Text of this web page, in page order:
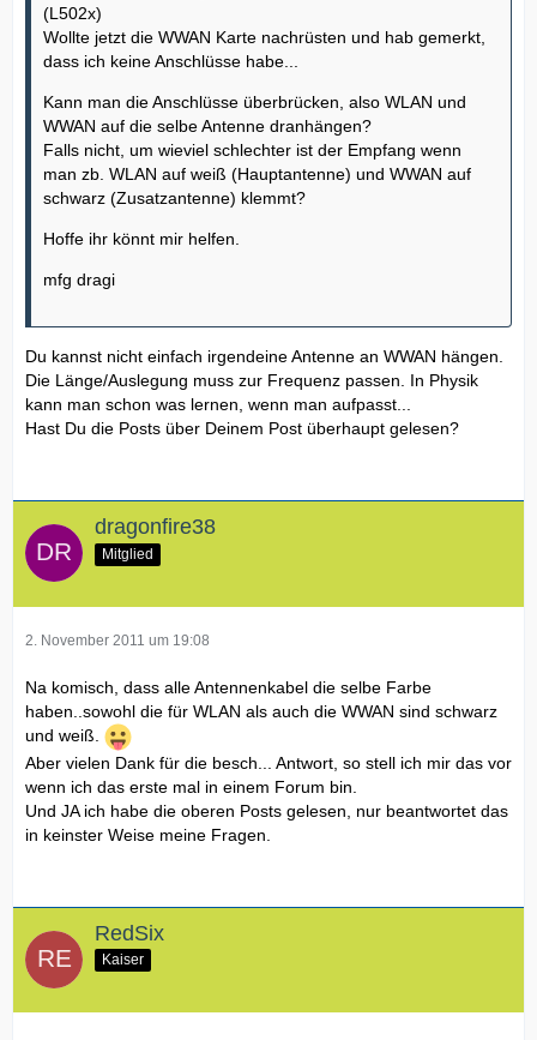
(L502x)
Wollte jetzt die WWAN Karte nachrüsten und hab gemerkt,
dass ich keine Anschlüsse habe...
Kann man die Anschlüsse überbrücken, also WLAN und
WWAN auf die selbe Antenne dranhängen?
Falls nicht, um wieviel schlechter ist der Empfang wenn
man zb. WLAN auf weiß (Hauptantenne) und WWAN auf
schwarz (Zusatzantenne) klemmt?
Hoffe ihr könnt mir helfen.
mfg dragi
Du kannst nicht einfach irgendeine Antenne an WWAN hängen.
Die Länge/Auslegung muss zur Frequenz passen. In Physik
kann man schon was lernen, wenn man aufpasst...
Hast Du die Posts über Deinem Post überhaupt gelesen?
dragonfire38
Mitglied
2. November 2011 um 19:08
Na komisch, dass alle Antennenkabel die selbe Farbe
haben..sowohl die für WLAN als auch die WWAN sind schwarz
und weiß.
Aber vielen Dank für die besch... Antwort, so stell ich mir das vor
wenn ich das erste mal in einem Forum bin.
Und JA ich habe die oberen Posts gelesen, nur beantwortet das
in keinster Weise meine Fragen.
RedSix
Kaiser